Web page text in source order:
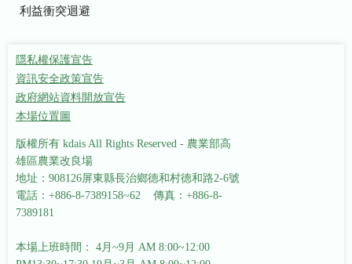
利益衝突迴避
隱私權保護宣告
資訊安全政策宣告
政府網站資料開放宣告
本場位置圖
版權所有 kdais All Rights Reserved - 農業部高
雄區農業改良場
地址：908126屏東縣長治鄉德和村德和路2-6號
電話：+886-8-7389158~62 傳真：+886-8-
7389181
本場上班時間： 4月~9月 AM 8:00~12:00